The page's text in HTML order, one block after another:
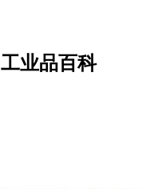
工业品百科